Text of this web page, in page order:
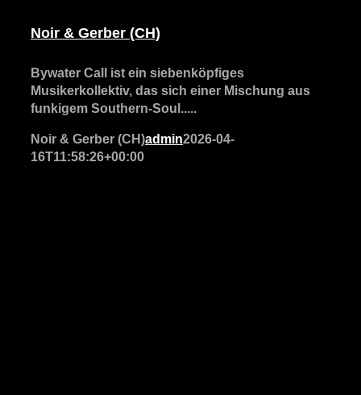
Noir & Gerber (CH)
Bywater Call ist ein siebenköpfiges
Musikerkollektiv, das sich einer Mischung aus
funkigem Southern-Soul.....
Noir & Gerber (CH)admin2026-04-
16T11:58:26+00:00